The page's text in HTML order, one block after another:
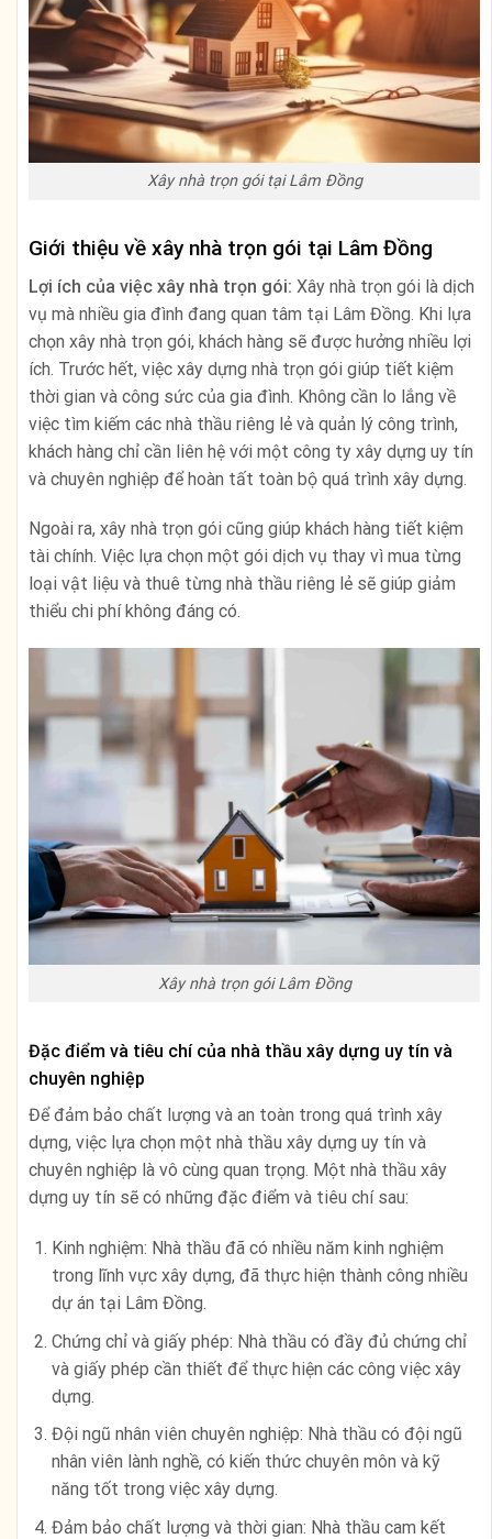
Xây nhà trọn gói tại Lâm Đồng
Giới thiệu về xây nhà trọn gói tại Lâm Đồng
Lợi ích của việc xây nhà trọn gói: Xây nhà trọn gói là dịch
vụ mà nhiều gia đình đang quan tâm tại Lâm Đồng. Khi lựa
chọn xây nhà trọn gói, khách hàng sẽ được hưởng nhiều lợi
ích. Trước hết, việc xây dựng nhà trọn gói giúp tiết kiệm
thời gian và công sức của gia đình. Không cần lo lắng về
việc tìm kiếm các nhà thầu riêng lẻ và quản lý công trình,
khách hàng chỉ cần liên hệ với một công ty xây dựng uy tín
và chuyên nghiệp để hoàn tất toàn bộ quá trình xây dựng.
Ngoài ra, xây nhà trọn gói cũng giúp khách hàng tiết kiệm
tài chính. Việc lựa chọn một gói dịch vụ thay vì mua từng
loại vật liệu và thuê từng nhà thầu riêng lẻ sẽ giúp giảm
thiểu chi phí không đáng có.
Xây nhà trọn gói Lâm Đồng
Đặc điểm và tiêu chí của nhà thầu xây dựng uy tín và
chuyên nghiệp
Để đảm bảo chất lượng và an toàn trong quá trình xây
dựng, việc lựa chọn một nhà thầu xây dựng uy tín và
chuyên nghiệp là vô cùng quan trọng. Một nhà thầu xây
dựng uy tín sẽ có những đặc điểm và tiêu chí sau:
Kinh nghiệm: Nhà thầu đã có nhiều năm kinh nghiệm
trong lĩnh vực xây dựng, đã thực hiện thành công nhiều
dự án tại Lâm Đồng.
Chứng chỉ và giấy phép: Nhà thầu có đầy đủ chứng chỉ
và giấy phép cần thiết để thực hiện các công việc xây
dựng.
Đội ngũ nhân viên chuyên nghiệp: Nhà thầu có đội ngũ
nhân viên lành nghề, có kiến thức chuyên môn và kỹ
năng tốt trong việc xây dựng.
Đảm bảo chất lượng và thời gian: Nhà thầu cam kết